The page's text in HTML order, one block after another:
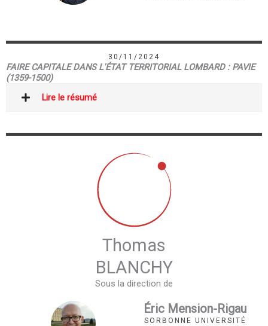
30/11/2024
FAIRE CAPITALE DANS L'ÉTAT TERRITORIAL LOMBARD : PAVIE
(1359-1500)
Lire le résumé
Thomas
BLANCHY
Sous la direction de
Éric Mension-Rigau
SORBONNE UNIVERSITÉ